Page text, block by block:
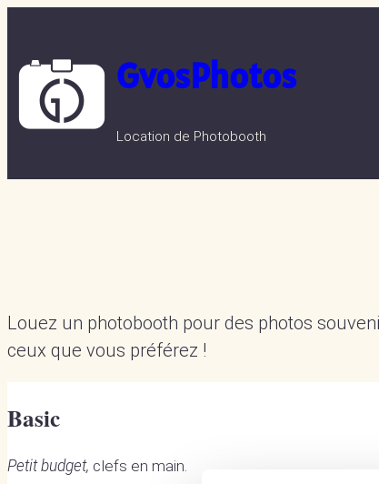
contenu
GvosPhotos
Location de Photobooth
Louez un photobooth pour des photos
ceux que vous préférez !
Basic
Petit budget, clefs en main.